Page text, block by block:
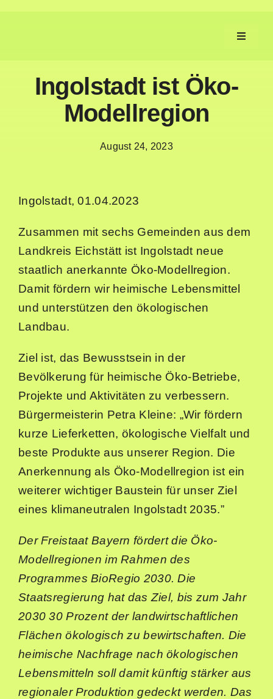
Toggle
Aufgaben
Fortschritt
Sommer in der Stadt
Suche
Ingolstadt ist Öko-
Modellregion
August 24, 2023
Ingolstadt, 01.04.2023
Zusammen mit sechs Gemeinden aus dem
Landkreis Eichstätt ist Ingolstadt neue
staatlich anerkannte Öko-Modellregion.
Damit fördern wir heimische Lebensmittel
und unterstützen den ökologischen
Landbau.
Ziel ist, das Bewusstsein in der
Bevölkerung für heimische Öko-Betriebe,
Projekte und Aktivitäten zu verbessern.
Bürgermeisterin Petra Kleine: „Wir fördern
kurze Lieferketten, ökologische Vielfalt und
beste Produkte aus unserer Region. Die
Anerkennung als Öko-Modellregion ist ein
weiterer wichtiger Baustein für unser Ziel
eines klimaneutralen Ingolstadt 2035.”
Der Freistaat Bayern fördert die Öko-
Modellregionen im Rahmen des
Programmes BioRegio 2030. Die
Staatsregierung hat das Ziel, bis zum Jahr
2030 30 Prozent der landwirtschaftlichen
Flächen ökologisch zu bewirtschaften. Die
heimische Nachfrage nach ökologischen
Lebensmitteln soll damit künftig stärker aus
regionaler Produktion gedeckt werden. Das